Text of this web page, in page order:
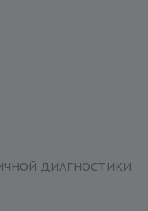
ДИАГНОСТИКИ